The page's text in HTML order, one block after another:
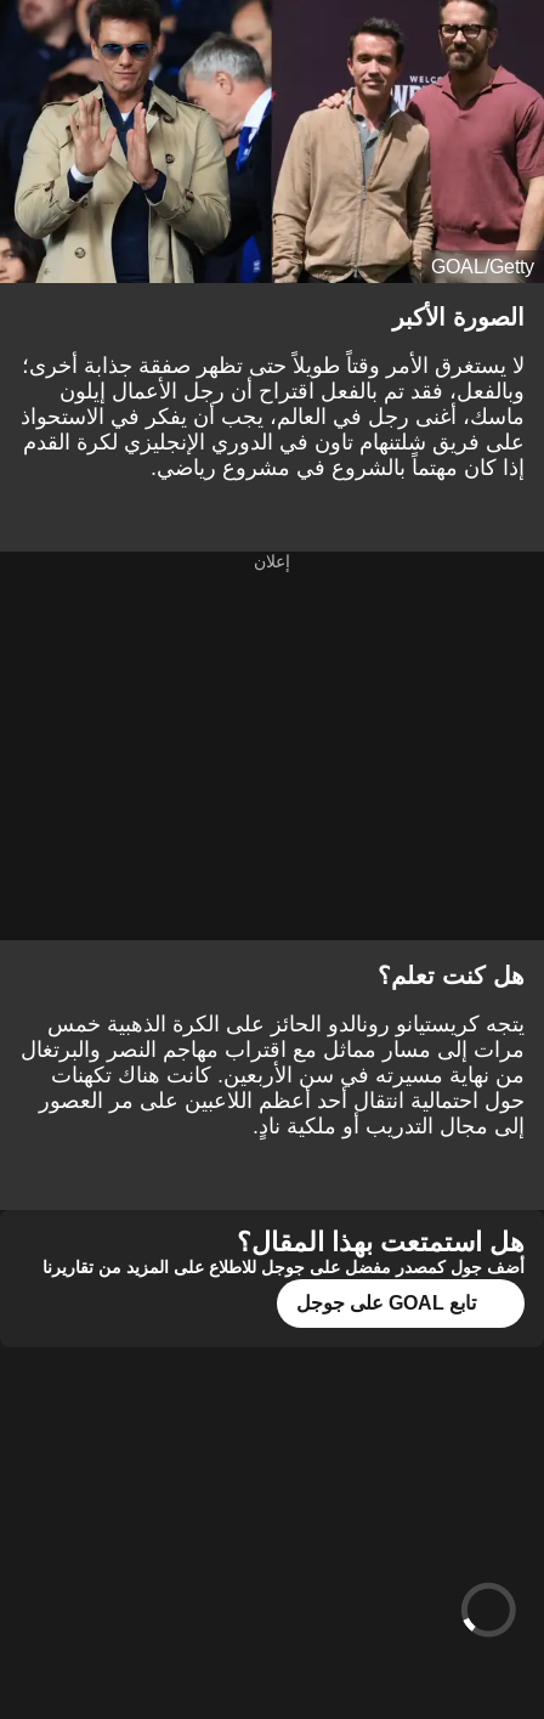
GOAL/Getty
الصورة الأكبر
لا يستغرق الأمر وقتاً طويلاً حتى تظهر صفقة جذابة أخرى؛
وبالفعل، فقد تم بالفعل اقتراح أن رجل الأعمال إيلون
ماسك، أغنى رجل في العالم، يجب أن يفكر في الاستحواذ
على فريق شلتنهام تاون في الدوري الإنجليزي لكرة القدم
إذا كان مهتماً بالشروع في مشروع رياضي.
هل كنت تعلم؟
يتجه كريستيانو رونالدو الحائز على الكرة الذهبية خمس
مرات إلى مسار مماثل مع اقتراب مهاجم النصر والبرتغال
من نهاية مسيرته في سن الأربعين. كانت هناك تكهنات
حول احتمالية انتقال أحد أعظم اللاعبين على مر العصور
إلى مجال التدريب أو ملكية نادٍ.
هل استمتعت بهذا المقال؟
أضف جول كمصدر مفضل على جوجل للاطلاع على المزيد من تقاريرنا
تابع GOAL على جوجل